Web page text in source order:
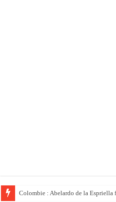
Colombie : Abelardo de la Espriella
Politique : Donald Trump place son